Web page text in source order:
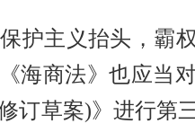
护主义抬头，霸
海商法》也应当
订草案)》进行第